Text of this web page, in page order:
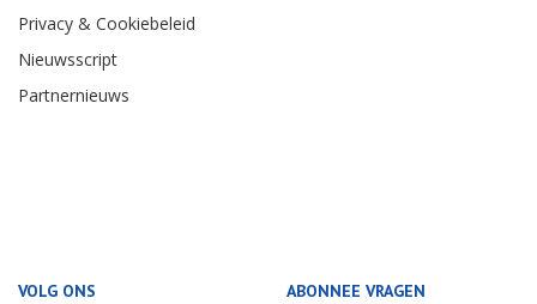
Privacy & Cookiebeleid
Nieuwsscript
Partnernieuws
VOLG ONS ABONNEE VRAGEN